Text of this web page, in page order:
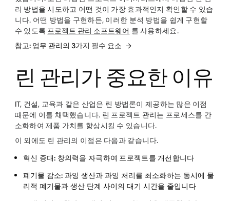
리 방법을 시도하고 어떤 것이 가장 효과적인지 확인할 수 있습
니다. 어떤 방법을 구현하든, 이러한 분석 방법을 쉽게 구현할
수 있도록 프로젝트 관리 소프트웨어 를 사용하세요.
참고: 업무 관리의 3가지 필수 요소
린 관리가 중요한 이유
IT, 건설, 교육과 같은 산업은 린 방법론이 제공하는 많은 이점
때문에 이를 채택했습니다. 린 프로젝트 관리는 프로세스를 간
소화하여 제품 가치를 향상시킬 수 있습니다.
이 외에도 린 관리의 이점은 다음과 같습니다.
혁신 증대: 창의력을 자극하여 프로젝트를 개선합니다
폐기물 감소: 과잉 생산과 과잉 처리를 최소화하는 동시에 물
리적 폐기물과 생산 단계 사이의 대기 시간을 줄입니다